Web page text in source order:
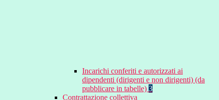
Incarichi conferiti e autorizzati ai
dipendenti (dirigenti e non dirigenti) (da
pubblicare in tabelle) 3
Contrattazione collettiva